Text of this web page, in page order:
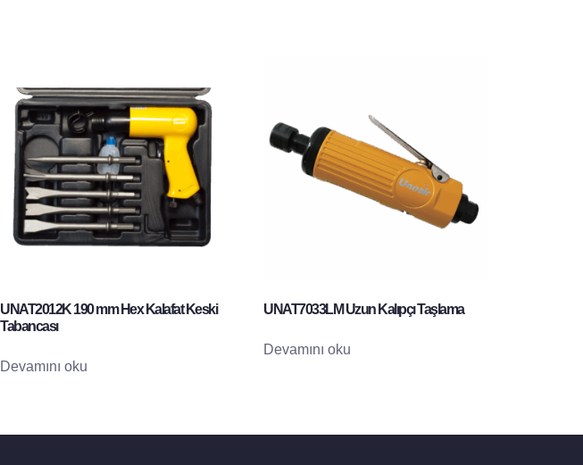
UNAT2012K 190 mm Hex Kalafat Keski
Tabancası
Devamını oku
UNAT7033LM Uzun Kalıpçı Taşlama
Devamını oku